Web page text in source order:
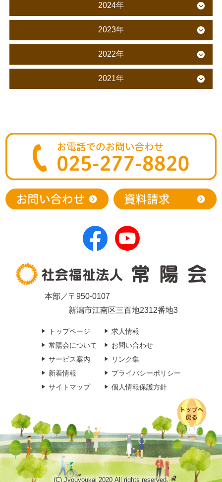
2024年
2023年
2022年
2021年
本部／〒950-0107
新潟市江南区三百地2312番地3
トップページ
常陽会について
サービス案内
新着情報
サイトマップ
求人情報
お問い合わせ
リンク集
プライバシーポリシー
個人情報保護方針
(C) Jyouyoukai 2020 All rights reserved.